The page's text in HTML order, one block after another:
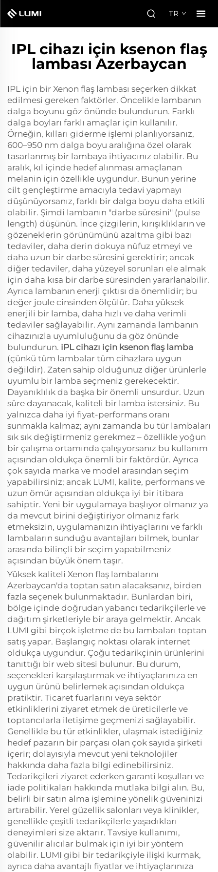
TR
IPL cihazı için ksenon flaş
lambası Azerbaycan
IPL için bir Xenon flaş lambası seçerken dikkat
edilmesi gereken faktörler. Öncelikle lambanın
dalga boyunu göz önünde bulundurun. Farklı
dalga boyları farklı amaçlar için kullanılır.
Örneğin, kılları giderme işlemi planlıyorsanız,
600–950 nm dalga boyu aralığına özel olarak
tasarlanmış bir lambaya ihtiyacınız olabilir. Bu
aralık, kıl içinde hedef alınması amaçlanan
melanin için özellikle uygundur. Bunun yerine
cilt gençleştirme amacıyla tedavi yapmayı
düşünüyorsanız, farklı bir dalga boyu daha etkili
olabilir. Şimdi lambanın "darbe süresini" (pulse
length) düşünün. İnce çizgilerin, kırışıklıkların ve
gözeneklerin görünümünü azaltma gibi bazı
tedaviler, daha derin dokuya nüfuz etmeyi ve
daha uzun bir darbe süresini gerektirir; ancak
diğer tedaviler, daha yüzeyel sorunları ele almak
için daha kısa bir darbe süresinden yararlanabilir.
Ayrıca lambanın enerji çıktısı da önemlidir; bu
değer joule cinsinden ölçülür. Daha yüksek
enerjili bir lamba, daha hızlı ve daha verimli
tedaviler sağlayabilir. Aynı zamanda lambanın
cihazınızla uyumluluğunu da göz önünde
bulundurun. iPL cihazı için ksenon flaş lamba
(çünkü tüm lambalar tüm cihazlara uygun
değildir). Zaten sahip olduğunuz diğer ürünlerle
uyumlu bir lamba seçmeniz gerekecektir.
Dayanıklılık da başka bir önemli unsurdur. Uzun
süre dayanacak, kaliteli bir lamba istersiniz. Bu
yalnızca daha iyi fiyat-performans oranı
sunmakla kalmaz; aynı zamanda bu tür lambaları
sık sık değiştirmeniz gerekmez – özellikle yoğun
bir çalışma ortamında çalışıyorsanız bu kullanım
açısından oldukça önemli bir faktördür. Ayrıca
çok sayıda marka ve model arasından seçim
yapabilirsiniz; ancak LUMI, kalite, performans ve
uzun ömür açısından oldukça iyi bir itibara
sahiptir. Yeni bir uygulamaya başlıyor olmanız ya
da mevcut birini değiştiriyor olmanız fark
etmeksizin, uygulamanızın ihtiyaçlarını ve farklı
lambaların sunduğu avantajları bilmek, bunlar
arasında bilinçli bir seçim yapabilmeniz
açısından büyük önem taşır.
Yüksek kaliteli Xenon flaş lambalarını
Azerbaycan'da toptan satın alacaksanız, birden
fazla seçenek bulunmaktadır. Bunlardan biri,
bölge içinde doğrudan yabancı tedarikçilerle ve
dağıtım şirketleriyle bir araya gelmektir. Ancak
LUMI gibi birçok işletme de bu lambaları toptan
satış yapar. Başlangıç noktası olarak internet
oldukça uygundur. Çoğu tedarikçinin ürünlerini
tanıttığı bir web sitesi bulunur. Bu durum,
seçenekleri karşılaştırmak ve ihtiyaçlarınıza en
uygun ürünü belirlemek açısından oldukça
pratiktir. Ticaret fuarlarını veya sektör
etkinliklerini ziyaret etmek de üreticilerle ve
toptancılarla iletişime geçmenizi sağlayabilir.
Genellikle bu tür etkinlikler, ulaşmak istediğiniz
hedef pazarın bir parçası olan çok sayıda şirketi
içerir; dolayısıyla mevcut yeni teknolojiler
hakkında daha fazla bilgi edinebilirsiniz.
Tedarikçileri ziyaret ederken garanti koşulları ve
iade politikaları hakkında mutlaka bilgi alın. Bu,
belirli bir satın alma işlemine yönelik güveninizi
artırabilir. Yerel güzellik salonları veya klinikler,
genellikle çeşitli tedarikçilerle yaşadıkları
deneyimleri size aktarır. Tavsiye kullanımı,
güvenilir alıcılar bulmak için iyi bir yöntem
olabilir. LUMI gibi bir tedarikçiyle ilişki kurmak,
ayrıca daha avantajlı fiyatlar ve ihtiyaçlarınıza